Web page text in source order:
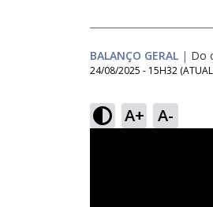
BALANÇO GERAL | Do
24/08/2025 - 15H32
A+ A-